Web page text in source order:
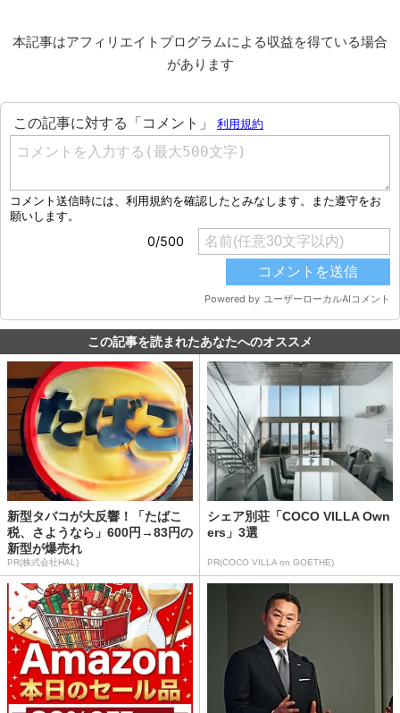
本記事はアフィリエイトプログラムによる収益を得ている場合
があります
この記事を読まれたあなたへのオススメ
新型タバコが大反響！「たばこ
税、さようなら」600円→83円の
新型が爆売れ
PR(株式会社HAL)
シェア別荘「COCO VILLA Own
ers」3選
PR(COCO VILLA on GOETHE)